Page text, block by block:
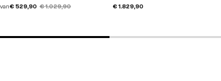
van€ 529,90 € 1.029,90 € 1.829,90